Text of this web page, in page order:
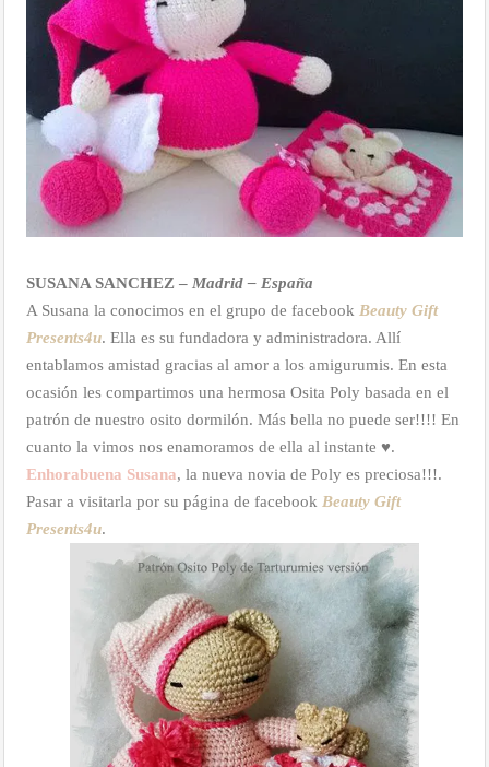
SUSANA SANCHEZ – Madrid – España
A Susana la conocimos en el grupo de facebook Beauty Gift
Presents4u. Ella es su fundadora y administradora. Allí
entablamos amistad gracias al amor a los amigurumis. En esta
ocasión les compartimos una hermosa Osita Poly basada en el
patrón de nuestro osito dormilón. Más bella no puede ser!!!! En
cuanto la vimos nos enamoramos de ella al instante ♥.
Enhorabuena Susana, la nueva novia de Poly es preciosa!!!.
Pasar a visitarla por su página de facebook Beauty Gift
Presents4u.